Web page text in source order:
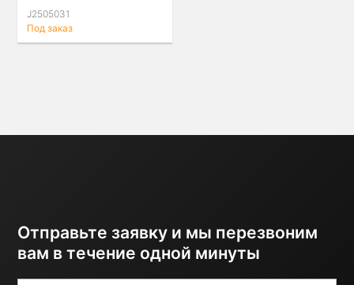
J2505031
Под заказ
Отправьте заявку и мы перезвоним
вам в течение одной минуты